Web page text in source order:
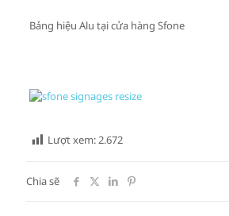
Bảng hiệu Alu tại cửa hàng Sfone
Lượt xem:2.672
Chia sẽ